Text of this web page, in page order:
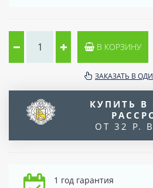
В КОРЗИНУ
ЗАКАЗАТЬ В
КУПИТЬ В
ОТ 32 Р.
1 год гарантия